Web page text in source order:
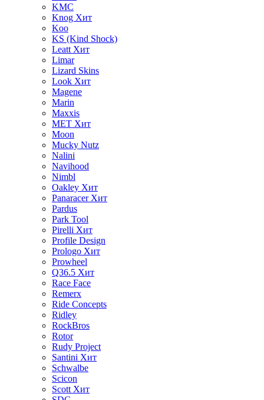
KMC
Knog Хит
Koo
KS (Kind Shock)
Leatt Хит
Limar
Lizard Skins
Look Хит
Magene
Marin
Maxxis
MET Хит
Moon
Mucky Nutz
Nalini
Navihood
Nimbl
Oakley Хит
Panaracer Хит
Pardus
Park Tool
Pirelli Хит
Profile Design
Prologo Хит
Prowheel
Q36.5 Хит
Race Face
Remerx
Ride Concepts
Ridley
RockBros
Rotor
Rudy Project
Santini Хит
Schwalbe
Scicon
Scott Хит